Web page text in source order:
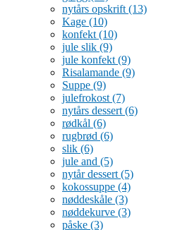
nytårs opskrift (13)
Kage (10)
konfekt (10)
jule slik (9)
jule konfekt (9)
Risalamande (9)
Suppe (9)
julefrokost (7)
nytårs dessert (6)
rødkål (6)
rugbrød (6)
slik (6)
jule and (5)
nytår dessert (5)
kokossuppe (4)
nøddeskåle (3)
nøddekurve (3)
påske (3)